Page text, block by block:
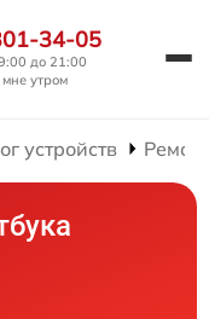
34-05
до 21:00
мне утром
устройств